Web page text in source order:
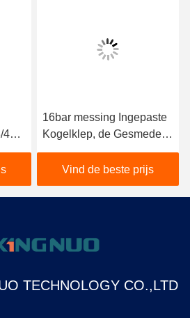
4
16bar messing Ingepaste
Kogelklep, de Gesmede
Klep van het
Vlinderhandvat
Vind de beste prijs
TECHNOLOGY CO.,LTD